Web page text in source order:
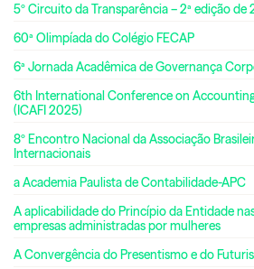
5º Circuito da Transparência – 2ª edição de
60ª Olimpíada do Colégio FECAP
6ª Jornada Acadêmica de Governança
6th International Conference on
(ICAFI 2025)
8º Encontro Nacional da Associação
Internacionais
a Academia Paulista de Contabilidade-APC
A aplicabilidade do Princípio da Entidade
empresas administradas por mulheres
A Convergência do Presentismo e do